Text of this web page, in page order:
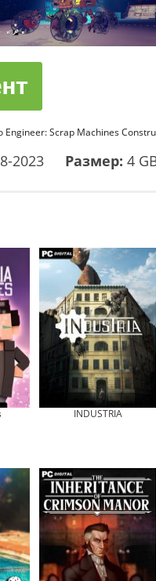
Scrap Machines
2023 Размер: 4
INDUSTRIA